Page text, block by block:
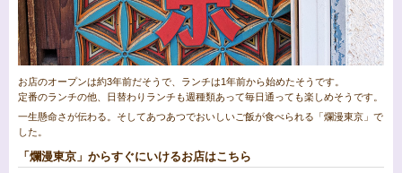
お店のオープンは約3年前だそうで、ランチは1年前から始めたそうです。
定番のランチの他、日替わりランチも週種類あって毎日通っても楽しめそうです。
一生懸命さが伝わる。そしてあつあつでおいしいご飯が食べられる「爛漫東京」で
した。
「爛漫東京」からすぐにいけるお店はこちら